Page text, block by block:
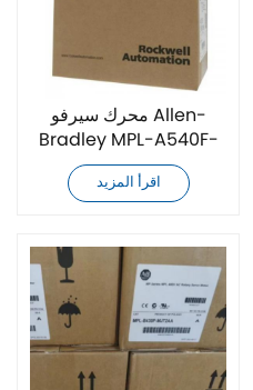
محرك سيرفو Allen-
Bradley MPL-A540F-
MJ74AA جديد تمامًا
اقرأ المزيد